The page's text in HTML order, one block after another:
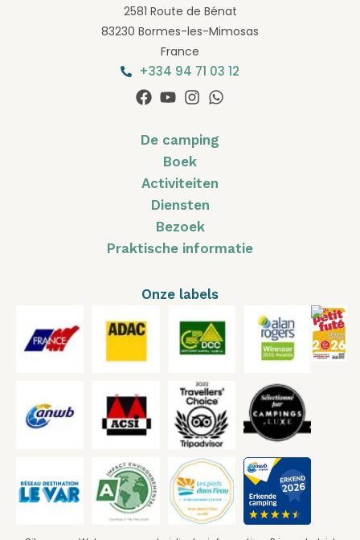
2581 Route de Bénat
83230 Bormes-les-Mimosas
France
+334 94 71 03 12
De camping
Boek
Activiteiten
Diensten
Bezoek
Praktische informatie
Onze labels